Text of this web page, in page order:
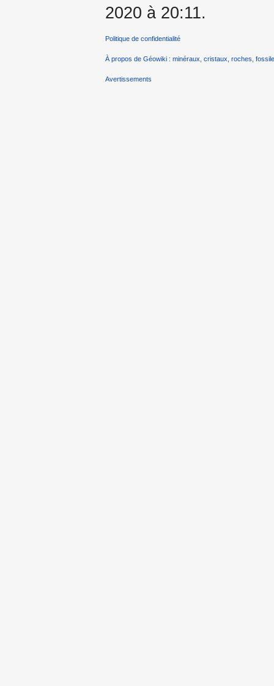
2020 à 20:11.
Politique de confidentialité
À propos de Géowiki : minéraux, cristaux, roches,
Avertissements